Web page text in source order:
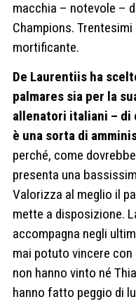
macchia – notevole –
Champions.
mortificante.
De Laurentiis ha
palmares sia per la
allenatori italiani – di
è una sorta di
perché, come
presenta una
Valorizza al meglio il
mette a disposizione.
accompagna negli
mai potuto vincere
non hanno vinto né
hanno fatto peggio di